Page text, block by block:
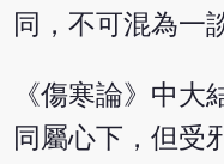
同，不可混為一
《傷寒論》中
同屬心下，但受